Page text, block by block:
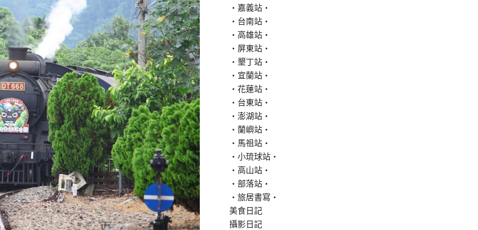
‧嘉義站‧
‧台南站‧
‧高雄站‧
‧屏東站‧
‧墾丁站‧
‧宜蘭站‧
‧花蓮站‧
‧台東站‧
‧澎湖站‧
‧蘭嶼站‧
‧馬祖站‧
‧小琉球站‧
‧高山站‧
‧部落站‧
‧旅居書寫‧
美食日記
攝影日記